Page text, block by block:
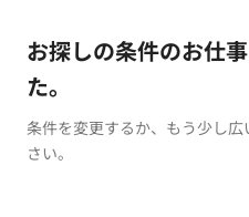
お探しの条件のお仕
た。
条件を変更するか、もう少し
さい。